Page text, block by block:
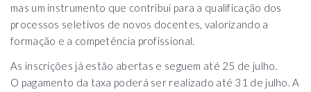
mas um instrumento que contribui para a qualificação dos
processos seletivos de novos docentes, valorizando a
formação e a competência profissional.
As inscrições já estão abertas e seguem até 25 de julho.
O pagamento da taxa poderá ser realizado até 31 de julho. A